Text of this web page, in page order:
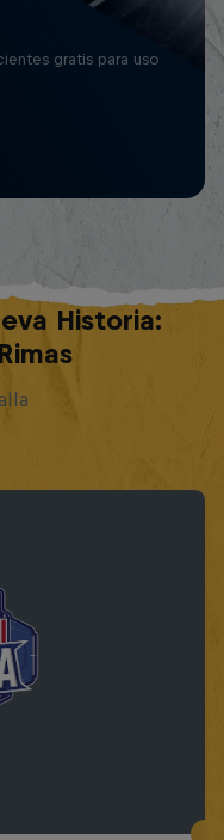
gratis para uso
Historia: